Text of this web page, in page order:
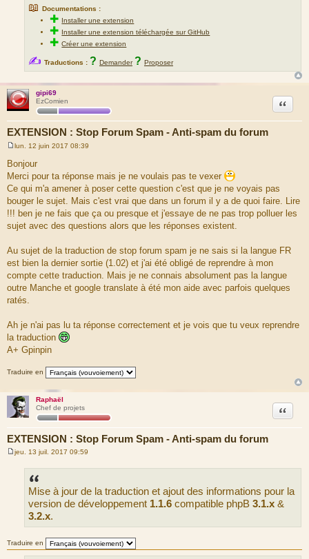
📖 Documentations :
✚ Installer une extension
✚ Installer une extension téléchargée sur GitHub
✚Créer une extension
✍ Traductions : ? Demander ? Proposer
gipi69
EzComien
EXTENSION : Stop Forum Spam - Anti-spam du forum
Citation
s
s
g
e
lun. 12 juin 2017 08:39
Bonjour
Merci pour ta réponse mais je ne voulais pas te vexer
Ce qui m'a amener à poser cette question c'est que je ne voyais pas
bouger le sujet. Mais c'est vrai que dans un forum il y a de quoi faire. Lire
!!! ben je ne fais que ça ou presque et j'essaye de ne pas trop polluer les
sujet avec des questions alors que les réponses existent.
Au sujet de la traduction de stop forum spam je ne sais si la langue FR
est bien la dernier sortie (1.02) et j'ai été obligé de reprendre à mon
compte cette traduction. Mais je ne connais absolument pas la langue
outre Manche et google translate à été mon aide avec parfois quelques
ratés.
Ah je n'ai pas lu ta réponse correctement et je vois que tu veux reprendre
la traduction
A+ Gpinpin
Traduire en
Raphaël
Chef de projets
EXTENSION : Stop Forum Spam - Anti-spam du forum
Citation
M
jeu. 13 juil. 2017 09:59
Mise à jour de la traduction et ajout des informations pour la
version de développement 1.1.6 compatible phpB 3.1.x &
3.2.x.
Traduire en